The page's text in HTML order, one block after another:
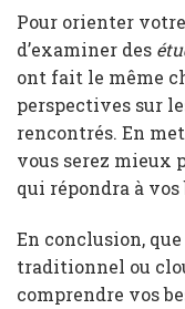
Pour orienter
d’examiner des
ont fait le même
perspectives sur
rencontrés. En
vous serez mieux
qui répondra à
En conclusion,
traditionnel ou
comprendre vos